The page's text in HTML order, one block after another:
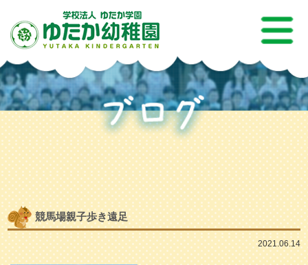
競馬場親子歩き遠足
2021.06.14